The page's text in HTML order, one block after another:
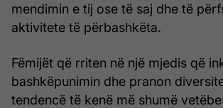
mendimin e tij ose të saj dhe të
aktivitete të përbashkëta.
Fëmijët që rriten në një mjedis që
bashkëpunimin dhe pranon
tendencë të kenë më shumë